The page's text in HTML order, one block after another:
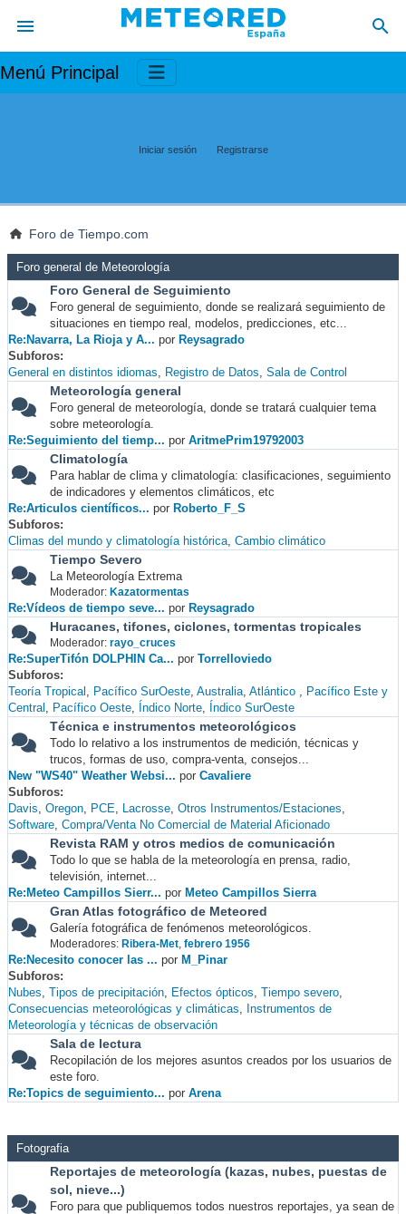
Menú Principal
Iniciar sesión Registrarse
Foro de Tiempo.com
Foro general de Meteorología
Foro General de Seguimiento
Foro general de seguimiento, donde se realizará seguimiento de
situaciones en tiempo real, modelos, predicciones, etc...
Re:Navarra, La Rioja y A... por Reysagrado
Subforos
General en distintos idiomas
Registro de Datos Sala de Control
Meteorología general
Foro general de meteorología, donde se tratará cualquier tema
sobre meteorología.
Re:Seguimiento del tiemp... por AritmePrim19792003
Climatología
Para hablar de clima y climatología: clasificaciones, seguimiento
de indicadores y elementos climáticos, etc
Re:Articulos científicos... por Roberto_F_S
Subforos
Climas del mundo y climatología histórica Cambio climático
Tiempo Severo
La Meteorología Extrema
Moderador: Kazatormentas
Re:Vídeos de tiempo seve... por Reysagrado
Huracanes, tifones, ciclones, tormentas tropicales
Moderador: rayo_cruces
Re:SuperTifón DOLPHIN Ca... por Torrelloviedo
Subforos
Teoría Tropical
Pacífico SurOeste Australia Atlántico
Pacífico Este y
Central
Pacífico Oeste Índico Norte Índico SurOeste
Técnica e instrumentos meteorológicos
Todo lo relativo a los instrumentos de medición, técnicas y
trucos, formas de uso, compra-venta, consejos...
New "WS40" Weather Websi... por Cavaliere
Subforos
Davis Oregon PCE Lacrosse Otros Instrumentos/Estaciones
Software Compra/Venta No Comercial de Material Aficionado
Revista RAM y otros medios de comunicación
Todo lo que se habla de la meteorología en prensa, radio,
televisión, internet...
Re:Meteo Campillos Sierr... por Meteo Campillos Sierra
Gran Atlas fotográfico de Meteored
Galería fotográfica de fenómenos meteorológicos.
Moderadores: Ribera-Met, febrero 1956
Re:Necesito conocer las ... por M_Pinar
Subforos
Nubes Tipos de precipitación Efectos ópticos Tiempo severo
Consecuencias meteorológicas y climáticas
Instrumentos de
Meteorología y técnicas de observación
Sala de lectura
Recopilación de los mejores asuntos creados por los usuarios de
este foro.
Re:Topics de seguimiento... por Arena
Fotografia
Reportajes de meteorología (kazas, nubes, puestas de
sol, nieve...)
Foro para que publiquemos todos nuestros reportajes, ya sean de